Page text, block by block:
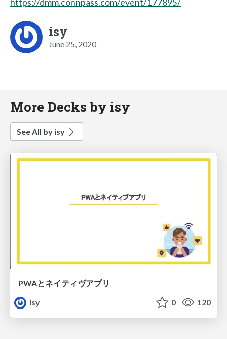
https://dmm.connpass.com/event/177895/
isy
June 25, 2020
More Decks by isy
See All by isy
PWAとネイティヴアプリ
isy
0 120